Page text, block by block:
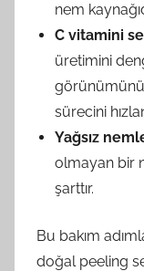
nem
C vitamini
üretimini
sürecini
Yağsız
olmayan bir
şarttır.
Bu bakım
doğal peeling